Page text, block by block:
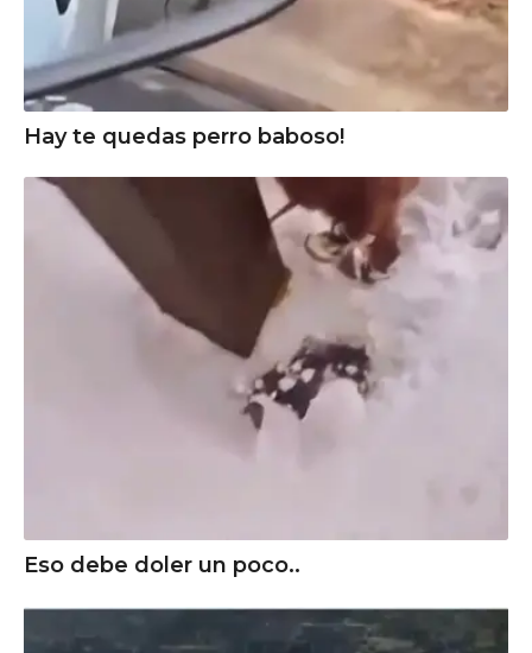
Hay te quedas perro baboso!
Eso debe doler un poco..